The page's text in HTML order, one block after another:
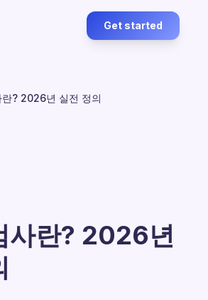
Get started
란? 2026년 실전 정의
사란? 2026년